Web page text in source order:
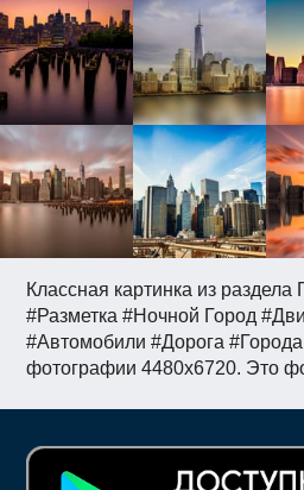
Классная картинка из
#Разметка #Ночной Город
#Автомобили #Дорога
фотографии 4480x6720. Это